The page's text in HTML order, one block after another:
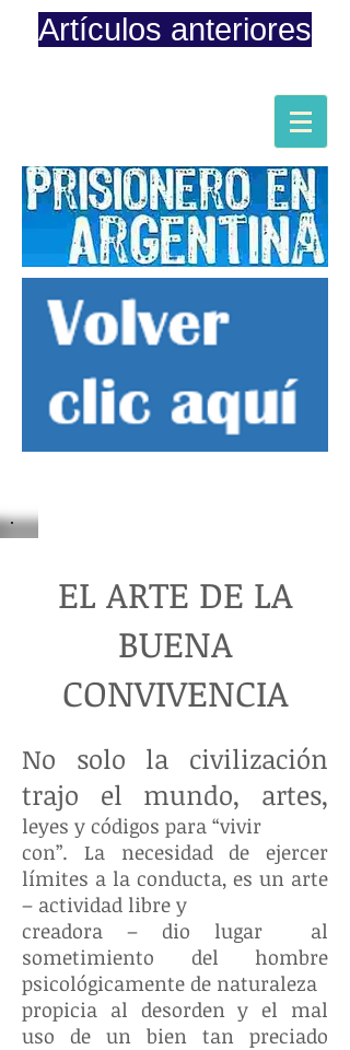
Artículos anteriores
EL ARTE DE LA
BUENA
CONVIVENCIA
No solo la civilización
trajo el mundo, artes,
leyes y códigos para “vivir
con”. La necesidad de ejercer
límites a la conducta, es un arte
– actividad libre y
creadora – dio lugar al
sometimiento del hombre
psicológicamente de naturaleza
propicia al desorden y el mal
uso de un bien tan preciado